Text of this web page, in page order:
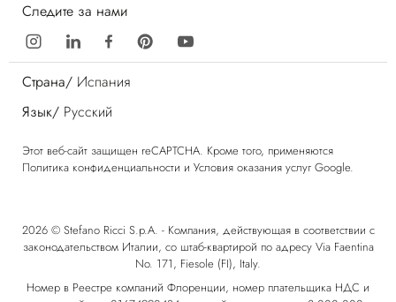
Следите за нами
Страна/ Испания
Язык/ Русский
Этот веб-сайт защищен reCAPTCHA. Кроме того, применяются
Политика конфиденциальности и Условия оказания услуг Google.
2026 © Stefano Ricci S.p.A. - Компания, действующая в соответствии с
законодательством Италии, со штаб-квартирой по адресу Via Faentina
No. 171, Fiesole (FI), Italy.
Номер в Реестре компаний Флоренции, номер плательщика НДС и